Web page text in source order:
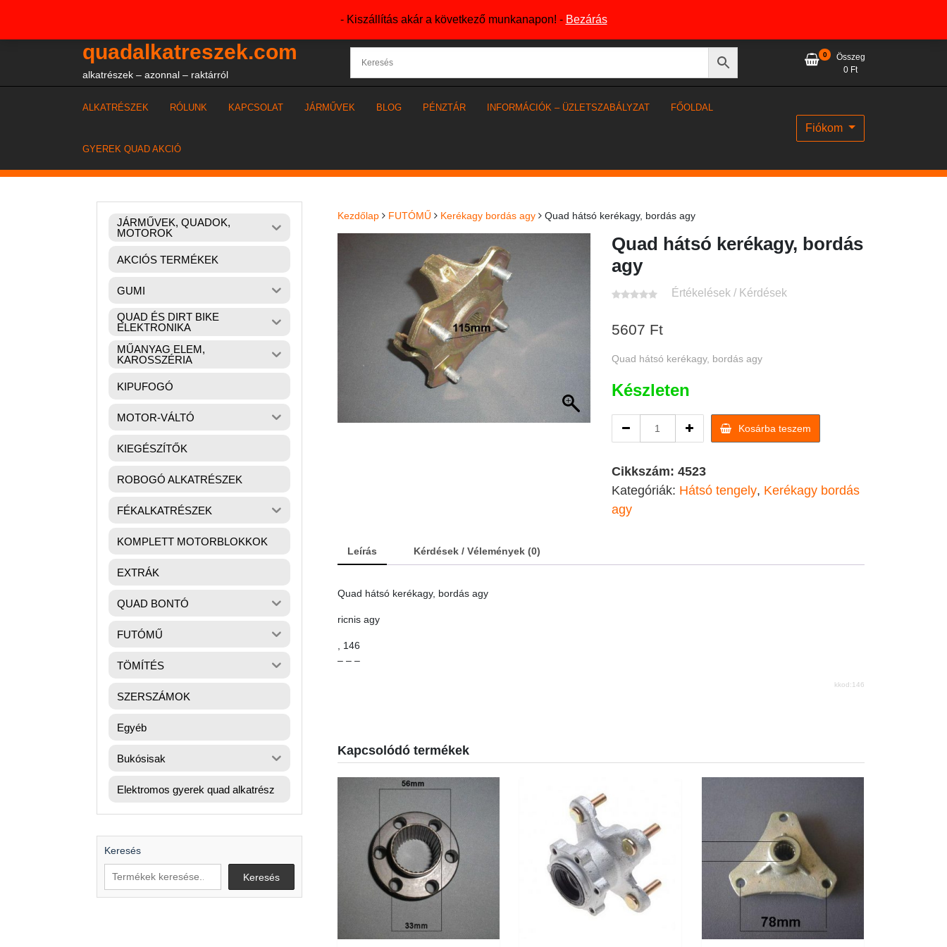
- Kiszállítás akár a következő munkanapon! - Bezárás
quadalkatreszek.com
alkatrészek – azonnal – raktárról
0
Összeg
0 Ft
ALKATRÉSZEK RÓLUNK KAPCSOLAT JÁRMŰVEK BLOG PÉNZTÁR INFORMÁCIÓK – ÜZLETSZABÁLYZAT FŐOLDAL
GYEREK QUAD AKCIÓ
Fiókom
Kezdőlap FUTÓMŰ Kerékagy bordás agy Quad hátsó kerékagy, bordás agy
Quad hátsó kerékagy, bordás
agy
Értékelések / Kérdések
5607 Ft
Quad hátsó kerékagy, bordás agy
Készleten
hátsó
bordás
quantity
Kosárba teszem
Cikkszám: 4523
Kategóriák: Hátsó tengely, Kerékagy bordás
agy
Leírás Kérdések / Vélemények (0)
Quad hátsó kerékagy, bordás agy
ricnis agy
, 146
– – –
kkod:146
Kapcsolódó termékek
JÁRMŰVEK, QUADOK,
MOTOROK
AKCIÓS TERMÉKEK
GUMI
QUAD ÉS DIRT BIKE
ELEKTRONIKA
MŰANYAG ELEM,
KAROSSZÉRIA
KIPUFOGÓ
MOTOR-VÁLTÓ
KIEGÉSZÍTŐK
ROBOGÓ ALKATRÉSZEK
FÉKALKATRÉSZEK
KOMPLETT MOTORBLOKKOK
EXTRÁK
QUAD BONTÓ
FUTÓMŰ
TÖMÍTÉS
SZERSZÁMOK
Egyéb
Bukósisak
Elektromos gyerek quad alkatrész
Keresés
Keresés